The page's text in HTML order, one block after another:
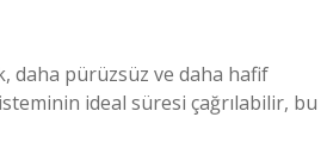
daha pürüzsüz ve daha hafif
ideal süresi çağrılabilir, bu